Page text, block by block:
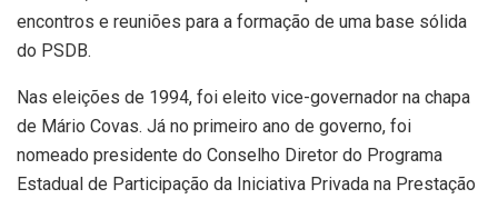
encontros e reuniões para a formação de uma base sólida
do PSDB.
Nas eleições de 1994, foi eleito vice-governador na chapa
de Mário Covas. Já no primeiro ano de governo, foi
nomeado presidente do Conselho Diretor do Programa
Estadual de Participação da Iniciativa Privada na Prestação